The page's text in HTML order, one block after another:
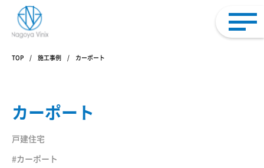
TOP 施工事例 カーポート
カーポート
戸建住宅
#カーポート